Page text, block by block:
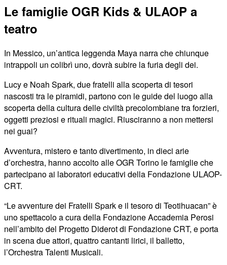
Le famiglie OGR Kids & ULAOP a
teatro
In Messico, un’antica leggenda Maya narra che chiunque
intrappoli un colibrì uno, dovrà subire la furia degli dei.
Lucy e Noah Spark, due fratelli alla scoperta di tesori
nascosti tra le piramidi, partono con le guide del luogo alla
scoperta della cultura delle civiltà precolombiane tra forzieri,
oggetti preziosi e rituali magici. Riusciranno a non mettersi
nei guai?
Avventura, mistero e tanto divertimento, in dieci arie
d’orchestra, hanno accolto alle OGR Torino le famiglie che
partecipano ai laboratori educativi della Fondazione ULAOP-
CRT.
“Le avventure dei Fratelli Spark e il tesoro di Teotihuacan” è
uno spettacolo a cura della Fondazione Accademia Perosi
nell’ambito del Progetto Diderot di Fondazione CRT, e porta
in scena due attori, quattro cantanti lirici, il balletto,
l’Orchestra Talenti Musicali.